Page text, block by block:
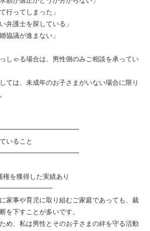
行ってしまった」
弁護士を探している」
協議が進まない」
しゃる場合は、男性側のみご相談を承ってい
ては、未成年のお子さまがいない場合に限り
いること
権を獲得した実績あり
家事や育児に取り組むご家庭であっても、裁
を下すことが多いです。
め、私は男性とそのお子さまの絆を守る活動